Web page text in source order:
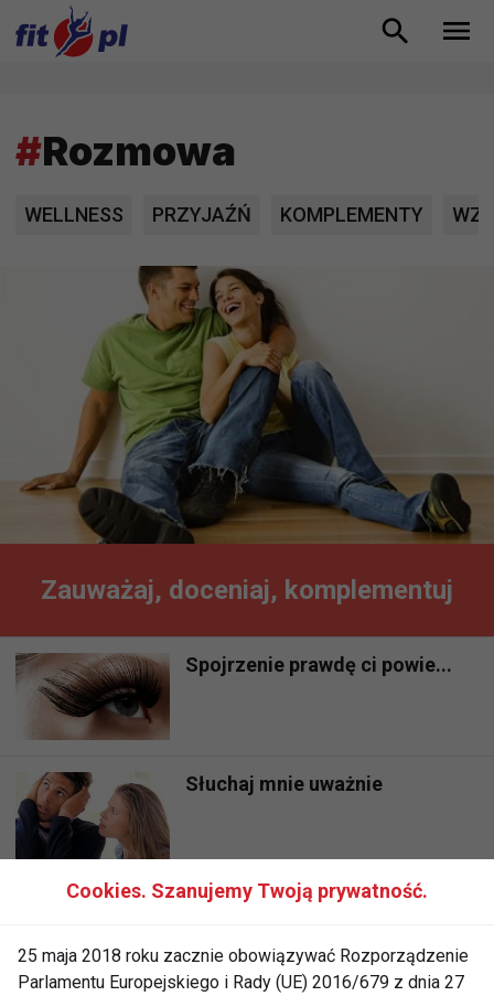
#Rozmowa
WELLNESS PRZYJAŹŃ KOMPLEMENTY
Zauważaj, doceniaj, komplementuj
Spojrzenie prawdę ci powie...
Słuchaj mnie uważnie
Plotka i jej dobre strony
Cookies. Szanujemy Twoją prywatność.
25 maja 2018 roku zacznie obowiązywać Rozporządzenie
Parlamentu Europejskiego i Rady (UE) 2016/679 z dnia 27